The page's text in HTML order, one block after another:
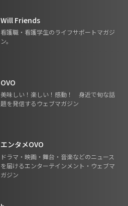
Will Friends
看護職・看護学生のライフサポートマガジ
ン。
OVO
美味しい！楽しい！感動！ 身近で旬な話
題を発信するウェブマガジン
エンタメOVO
ドラマ・映画・舞台・音楽などのニュース
を届けるエンターテインメント・ウェブマ
ガジン